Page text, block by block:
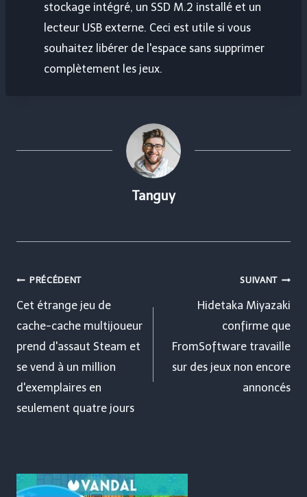
stockage intégré, un SSD M.2 installé et un
lecteur USB externe. Ceci est utile si vous
souhaitez libérer de l'espace sans supprimer
complètement les jeux.
Tanguy
Navigation
de
l’article
PRÉCÉDENT
Cet étrange jeu de
cache-cache multijoueur
prend d'assaut Steam et
se vend à un million
d'exemplaires en
seulement quatre jours
SUIVANT
Hidetaka Miyazaki
confirme que
FromSoftware travaille
sur des jeux non encore
annoncés